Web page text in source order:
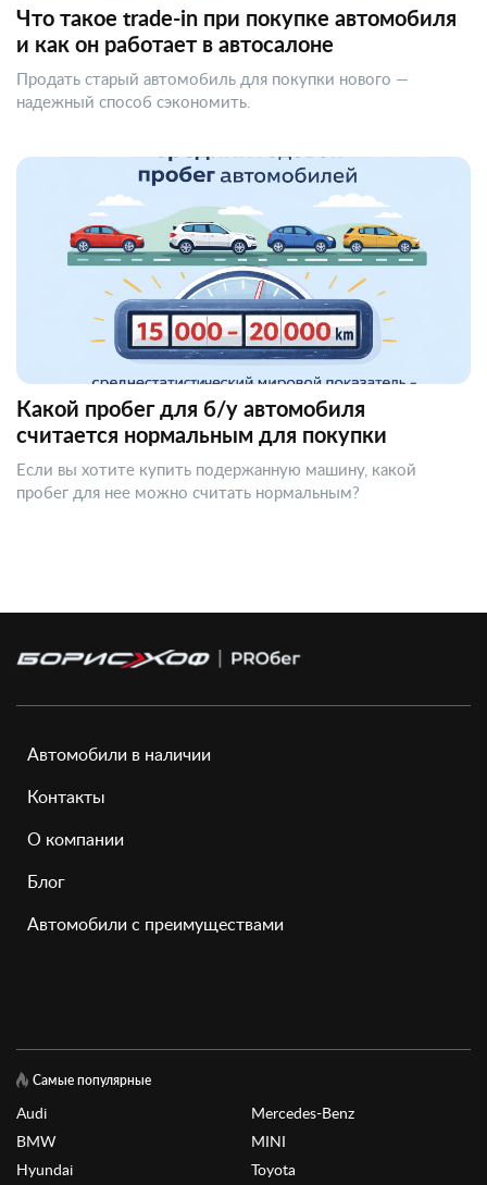
Что такое trade-in при покупке автомобиля
и как он работает в автосалоне
Продать старый автомобиль для покупки нового —
надежный способ сэкономить.
Какой пробег для б/у автомобиля
считается нормальным для покупки
Если вы хотите купить подержанную машину, какой
пробег для нее можно считать нормальным?
Автомобили в наличии
Контакты
О компании
Блог
Автомобили с преимуществами
Самые популярные
Audi
BMW
Hyundai
Mercedes-Benz
MINI
Toyota